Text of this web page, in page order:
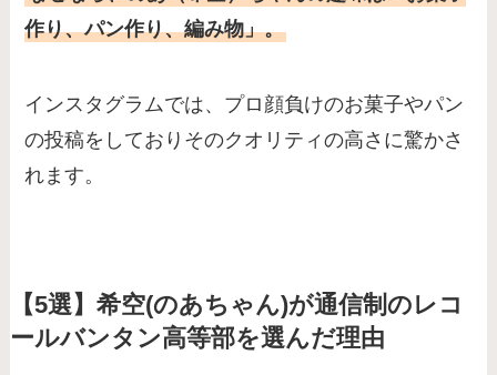
作り、パン作り、編み物」。
インスタグラムでは、プロ顔負けのお菓子やパン
の投稿をしておりそのクオリティの高さに驚かさ
れます。
【5選】 希空(のあちゃん)が通信制のレコ
ールバンタン高等部を選んだ理由